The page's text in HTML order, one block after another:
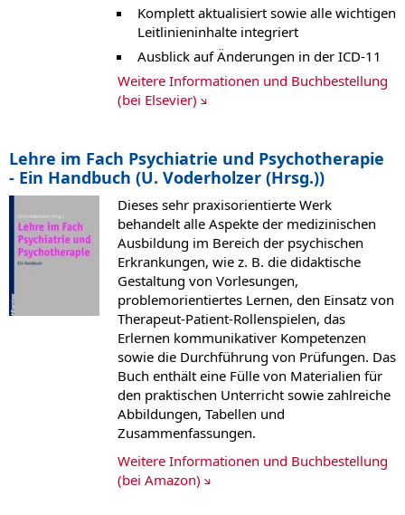
Komplett aktualisiert sowie alle wichtigen
Leitlinieninhalte integriert
Ausblick auf Änderungen in der ICD-11
Weitere Informationen und Buchbestellung
(bei Elsevier)
Lehre im Fach Psychiatrie und Psychotherapie
- Ein Handbuch (U. Voderholzer (Hrsg.))
Dieses sehr praxisorientierte Werk
behandelt alle Aspekte der medizinischen
Ausbildung im Bereich der psychischen
Erkrankungen, wie z. B. die didaktische
Gestaltung von Vorlesungen,
problemorientiertes Lernen, den Einsatz von
Therapeut-Patient-Rollenspielen, das
Erlernen kommunikativer Kompetenzen
sowie die Durchführung von Prüfungen. Das
Buch enthält eine Fülle von Materialien für
den praktischen Unterricht sowie zahlreiche
Abbildungen, Tabellen und
Zusammenfassungen.
Weitere Informationen und Buchbestellung
(bei Amazon)